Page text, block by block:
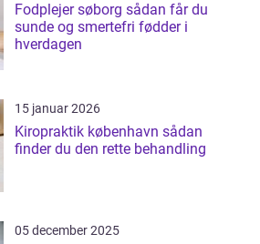
Fodplejer søborg sådan får du
sunde og smertefri fødder i
hverdagen
15 januar 2026
Kiropraktik københavn sådan
finder du den rette behandling
05 december 2025